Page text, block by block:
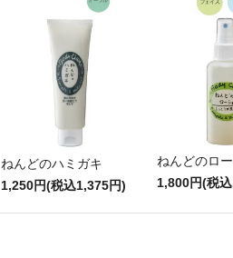
ねんどのハミガキ
1,250円(税込1,375円)
ねんどのロ
1,800円(税